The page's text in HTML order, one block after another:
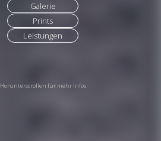
Prints
Galerie
Leistungen
Herunterscrollen für mehr Infos